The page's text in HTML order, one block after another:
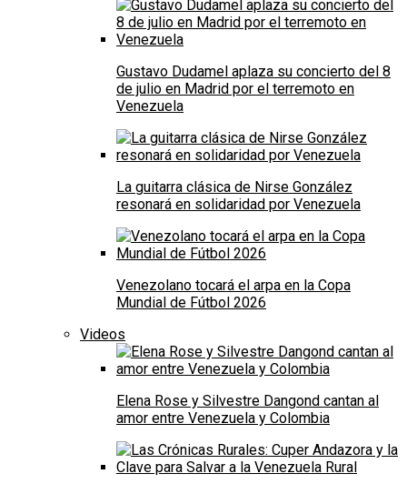
Gustavo Dudamel aplaza su concierto del 8
de julio en Madrid por el terremoto en
Venezuela
La guitarra clásica de Nirse González
resonará en solidaridad por Venezuela
Venezolano tocará el arpa en la Copa
Mundial de Fútbol 2026
Videos
Elena Rose y Silvestre Dangond cantan al
amor entre Venezuela y Colombia